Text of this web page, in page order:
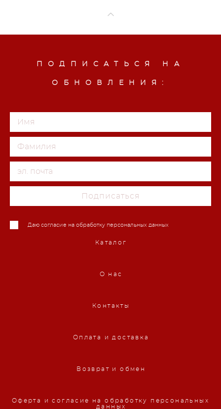
ПОДПИСАТЬСЯ НА
ОБНОВЛЕНИЯ:
Подписаться
Даю согласие на обработку персональных данных
Каталог
О нас
Контакты
Оплата и доставка
Возврат и обмен
Оферта и согласие на обработку персональных
данных